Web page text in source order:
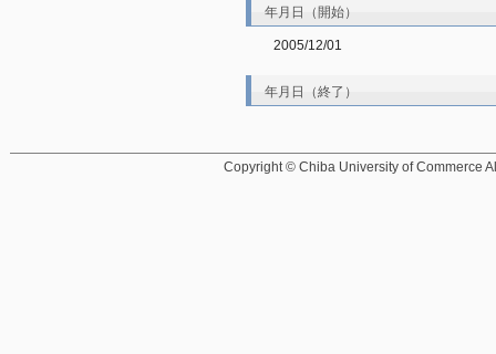
年月日（開始）
2005/12/01
年月日（終了）